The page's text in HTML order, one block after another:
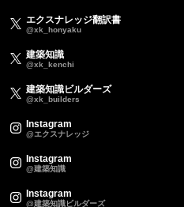
エクスナレッジ翻訳書
@xk_honyaku
建築知識
@xk_kenchi
建築知識ビルダーズ
@xk_builders
Instagram
@エクスナレッジ
Instagram
@建築知識
Instagram
@建築知識ビルダーズ